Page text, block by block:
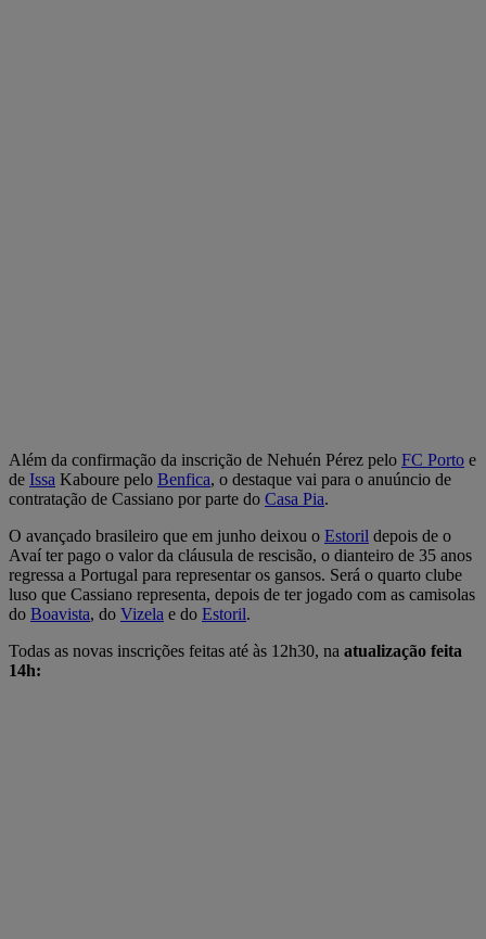
Além da confirmação da inscrição de Nehuén Pérez pelo FC Porto e
de Issa Kaboure pelo Benfica, o destaque vai para o anuúncio de
contratação de Cassiano por parte do Casa Pia.
O avançado brasileiro que em junho deixou o Estoril depois de o
Avaí ter pago o valor da cláusula de rescisão, o dianteiro de 35 anos
regressa a Portugal para representar os gansos. Será o quarto clube
luso que Cassiano representa, depois de ter jogado com as camisolas
do Boavista, do Vizela e do Estoril.
Todas as novas inscrições feitas até às 12h30, na atualização feita
14h: